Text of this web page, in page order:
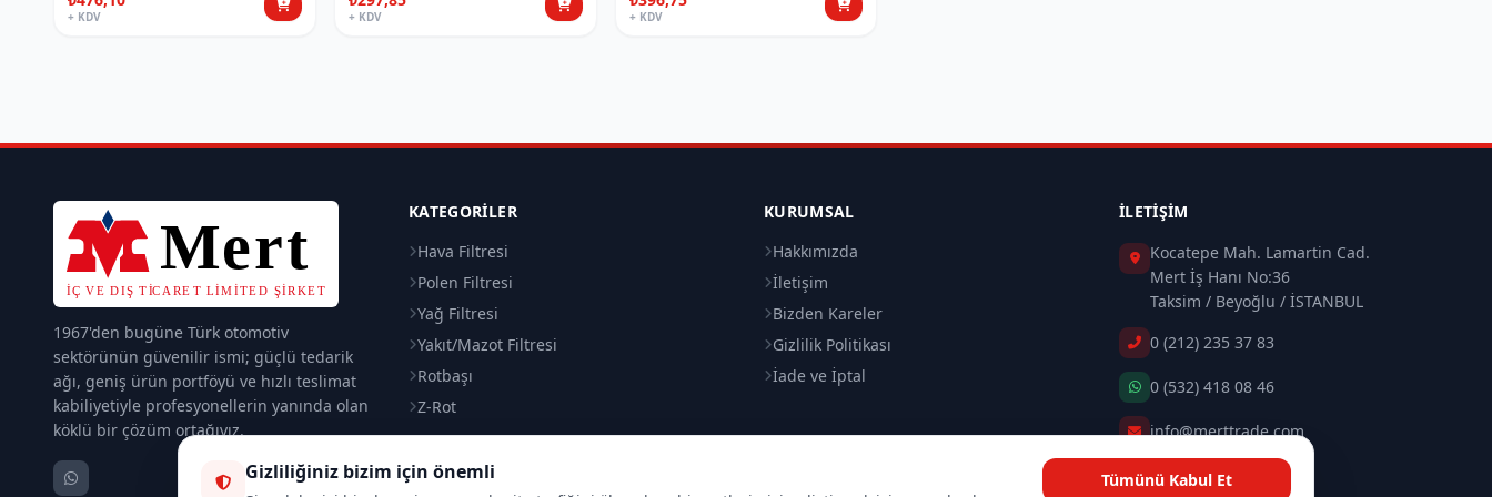
+ KDV + KDV + KDV
1967'den bugüne Türk otomotiv
sektörünün güvenilir ismi; güçlü tedarik
ağı, geniş ürün portföyü ve hızlı teslimat
kabiliyetiyle profesyonellerin yanında olan
köklü bir çözüm ortağıyız.
KATEGORILER
Hava Filtresi
Polen Filtresi
Yağ Filtresi
Yakıt/Mazot Filtresi
Rotbaşı
Z-Rot
KURUMSAL
Hakkımızda
İletişim
Bizden Kareler
Gizlilik Politikası
İade ve İptal
İLETIŞIM
Kocatepe Mah. Lamartin Cad.
Mert İş Hanı No:36
Taksim / Beyoğlu / İSTANBUL
0 (212) 235 37 83
0 (532) 418 08 46
info@merttrade.com
İletişim Sayfası
Gizliliğiniz bizim için önemli Tümünü Kabul Et